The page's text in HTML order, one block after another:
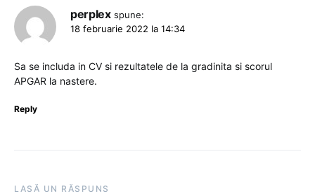
perplex spune:
18 februarie 2022 la 14:34
Sa se includa in CV si rezultatele de la gradinita si scorul
APGAR la nastere.
Reply
LASĂ UN RĂSPUNS